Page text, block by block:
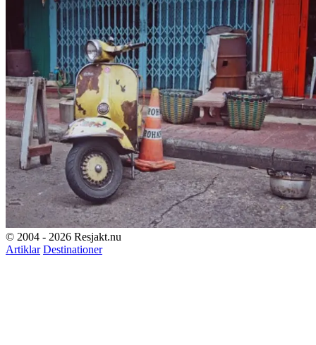
© 2004 - 2026 Resjakt.nu
Artiklar Destinationer